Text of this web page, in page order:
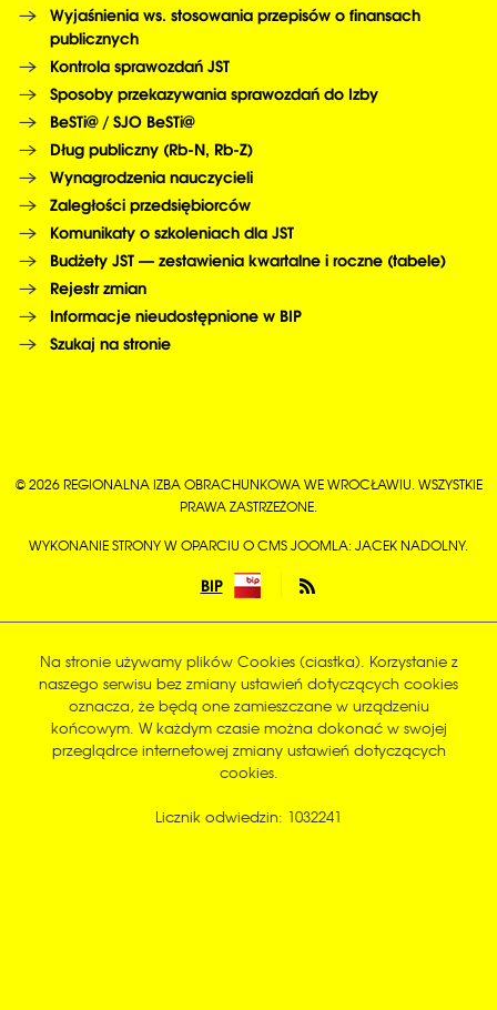
Wyjaśnienia ws. stosowania przepisów o finansach
publicznych
Kontrola sprawozdań JST
Sposoby przekazywania sprawozdań do Izby
BeSTi@ / SJO BeSTi@
Dług publiczny (Rb-N, Rb-Z)
Wynagrodzenia nauczycieli
Zaległości przedsiębiorców
Komunikaty o szkoleniach dla JST
Budżety JST — zestawienia kwartalne i roczne (tabele)
Rejestr zmian
Informacje nieudostępnione w BIP
Szukaj na stronie
© 2026 REGIONALNA IZBA OBRACHUNKOWA WE WROCŁAWIU. WSZYSTKIE
PRAWA ZASTRZEŻONE.
WYKONANIE STRONY W OPARCIU O CMS JOOMLA: JACEK NADOLNY.
BIP
Na stronie używamy plików Cookies (ciastka). Korzystanie z
naszego serwisu bez zmiany ustawień dotyczących cookies
oznacza, że będą one zamieszczane w urządzeniu
końcowym. W każdym czasie można dokonać w swojej
przeglądrce internetowej zmiany ustawień dotyczących
cookies.
Licznik odwiedzin: 1032241